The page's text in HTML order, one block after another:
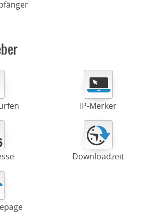
IP-Merker
Downloadzeit